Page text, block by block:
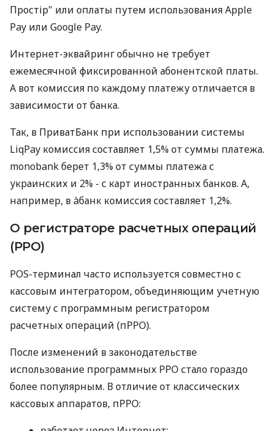
Простір" или оплаты путем использования Apple
Pay или Google Pay.
Интернет-эквайринг обычно не требует
ежемесячной фиксированной абонентской платы.
А вот комиссия по каждому платежу отличается в
зависимости от банка.
Так, в ПриватБанк при использовании системы
LiqPay комиссия составляет 1,5% от суммы платежа.
monobank берет 1,3% от суммы платежа с
украинских и 2% - с карт иностранных банков. А,
например, в àбанк комиссия составляет 1,2%.
О регистраторе расчетных операций
(РРО)
POS-терминал часто используется совместно с
кассовым интегратором, объединяющим учетную
систему с программным регистратором
расчетных операций (пРРО).
После изменений в законодательстве
использование программных РРО стало гораздо
более популярным. В отличие от классических
кассовых аппаратов, пРРО: